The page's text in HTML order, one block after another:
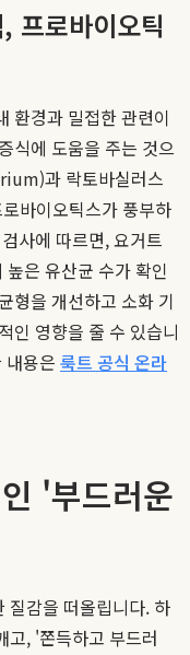
프로바이오틱
환경과 밀접한 관련이
식에 도움을 주는 것으
과 락토바실러스
바이오틱스가 풍부하
사에 따르면, 요거트
은 유산균 수가 확인
형을 개선하고 소화 기
인 영향을 줄 수 있습니
내용은 룩트 공식 온라
'부드러운
질감을 떠올립니다. 하
고, '쫀득하고 부드러